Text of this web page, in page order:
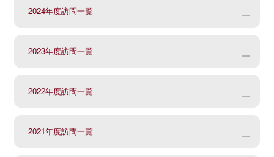
No. 学校名
1 6月19日（木） 福島県福島市立
2 6月26日（木） 色麻町立色麻学
3 6月27日（金） 加美町立西小野
2024年度訪問一覧
No. 学校名
1 6月12日（水） 大崎市立三本木
2 6月25日（火） 美里町立中埣
2023年度訪問一覧
No. 学校名
1 5月15日（月） 白石市立大
2022年度訪問一覧
No. 学校名
2021年度訪問一覧